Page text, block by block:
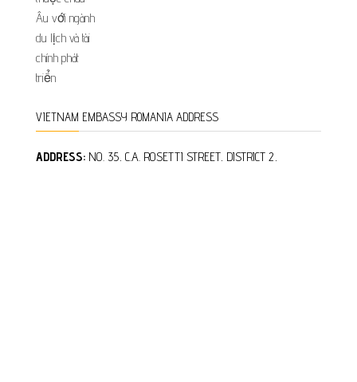
VIETNAM EMBASSY ROMANIA ADDRESS
ADDRESS: NO. 35, C.A. ROSETTI STREET, DISTRICT 2,